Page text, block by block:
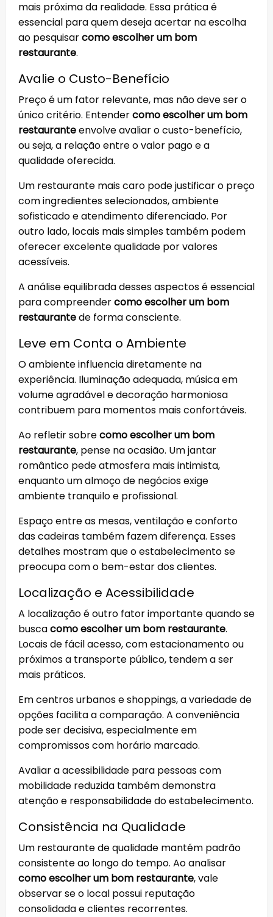
mais próxima da realidade. Essa prática é
essencial para quem deseja acertar na escolha
ao pesquisarcomo escolher um bom
restaurante.
Avalie o Custo-Benefício
Preço é um fator relevante, mas não deve ser o
único critério. Entendercomo escolher um bom
restauranteenvolve avaliar o custo-benefício,
ou seja, a relação entre o valor pago e a
qualidade oferecida.
Um restaurante mais caro pode justificar o preço
com ingredientes selecionados, ambiente
sofisticado e atendimento diferenciado. Por
outro lado, locais mais simples também podem
oferecer excelente qualidade por valores
acessíveis.
A análise equilibrada desses aspectos é essencial
para compreendercomo escolher um bom
restaurantede forma consciente.
Leve em Conta o Ambiente
O ambiente influencia diretamente na
experiência. Iluminação adequada, música em
volume agradável e decoração harmoniosa
contribuem para momentos mais confortáveis.
Ao refletir sobrecomo escolher um bom
restaurante, pense na ocasião. Um jantar
romântico pede atmosfera mais intimista,
enquanto um almoço de negócios exige
ambiente tranquilo e profissional.
Espaço entre as mesas, ventilação e conforto
das cadeiras também fazem diferença. Esses
detalhes mostram que o estabelecimento se
preocupa com o bem-estar dos clientes.
Localização e Acessibilidade
A localização é outro fator importante quando se
buscacomo escolher um bom restaurante.
Locais de fácil acesso, com estacionamento ou
próximos a transporte público, tendem a ser
mais práticos.
Em centros urbanos e shoppings, a variedade de
opções facilita a comparação. A conveniência
pode ser decisiva, especialmente em
compromissos com horário marcado.
Avaliar a acessibilidade para pessoas com
mobilidade reduzida também demonstra
atenção e responsabilidade do estabelecimento.
Consistência na Qualidade
Um restaurante de qualidade mantém padrão
consistente ao longo do tempo. Ao analisar
como escolher um bom restaurante, vale
observar se o local possui reputação
consolidada e clientes recorrentes.